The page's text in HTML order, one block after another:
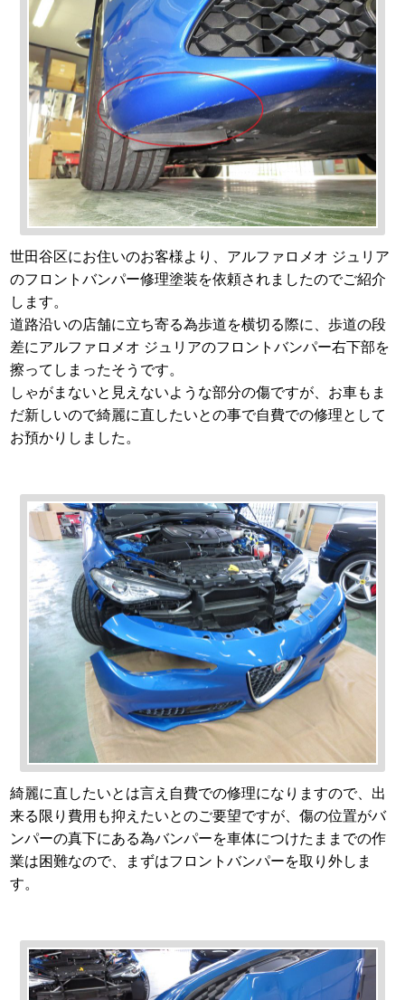
世田谷区にお住いのお客様より、アルファロメオ ジュリア
のフロントバンパー修理塗装を依頼されましたのでご紹介
します。
道路沿いの店舗に立ち寄る為歩道を横切る際に、歩道の段
差にアルファロメオ ジュリアのフロントバンパー右下部を
擦ってしまったそうです。
しゃがまないと見えないような部分の傷ですが、お車もま
だ新しいので綺麗に直したいとの事で自費での修理として
お預かりしました。
綺麗に直したいとは言え自費での修理になりますので、出
来る限り費用も抑えたいとのご要望ですが、傷の位置がバ
ンパーの真下にある為バンパーを車体につけたままでの作
業は困難なので、まずはフロントバンパーを取り外しま
す。